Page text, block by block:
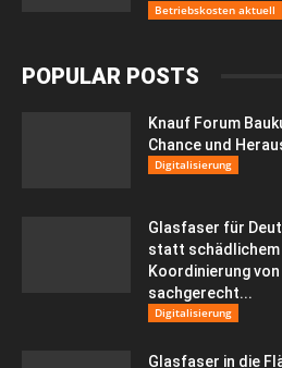
Betriebskosten aktuell
POPULAR POSTS
Knauf Forum
Chance und
Digitalisierung
Glasfaser für
statt schädlichem
Koordinierung
sachgerecht...
Digitalisierung
Glasfaser in die